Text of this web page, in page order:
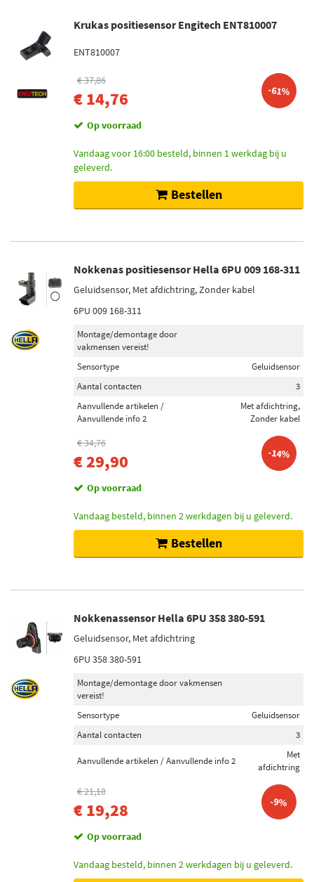
Krukas positiesensor Engitech ENT810007
ENT810007
€ 37,86
€ 14,76 -61%
Op voorraad
Vandaag voor 16:00 besteld, binnen 1 werkdag bij u
geleverd.
Bestellen
Nokkenas positiesensor Hella 6PU 009 168-311
Geluidsensor, Met afdichtring, Zonder kabel
6PU 009 168-311
Montage/demontage door
vakmensen vereist!
Sensortype
Geluidsensor
Aantal contacten
3
Aanvullende artikelen /
Aanvullende info 2
Met afdichtring,
Zonder kabel
€ 34,76
€ 29,90 -14%
Op voorraad
Vandaag besteld, binnen 2 werkdagen bij u geleverd.
Bestellen
Nokkenassensor Hella 6PU 358 380-591
Geluidsensor, Met afdichtring
6PU 358 380-591
Montage/demontage door vakmensen
vereist!
Sensortype
Geluidsensor
Aantal contacten
3
Aanvullende artikelen / Aanvullende info 2
Met
afdichtring
€ 21,18
€ 19,28 -9%
Op voorraad
Vandaag besteld, binnen 2 werkdagen bij u geleverd.